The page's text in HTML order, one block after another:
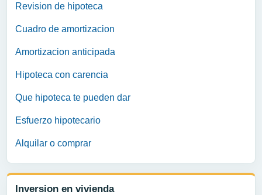
Revision de hipoteca
Cuadro de amortizacion
Amortizacion anticipada
Hipoteca con carencia
Que hipoteca te pueden dar
Esfuerzo hipotecario
Alquilar o comprar
Inversion en vivienda